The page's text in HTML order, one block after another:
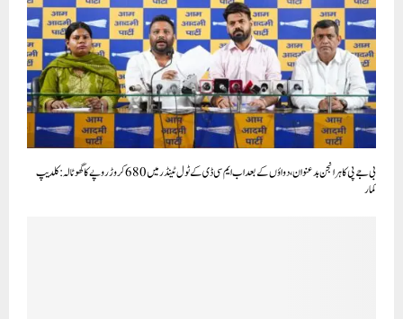
بی جے پی کا ہر انجن بدعنوان، دواؤں کے بعد اب ایم سی ڈی کے ٹول ٹینڈر میں 680 کروڑ روپے کا گھوٹالہ: کلدیپ
کمار